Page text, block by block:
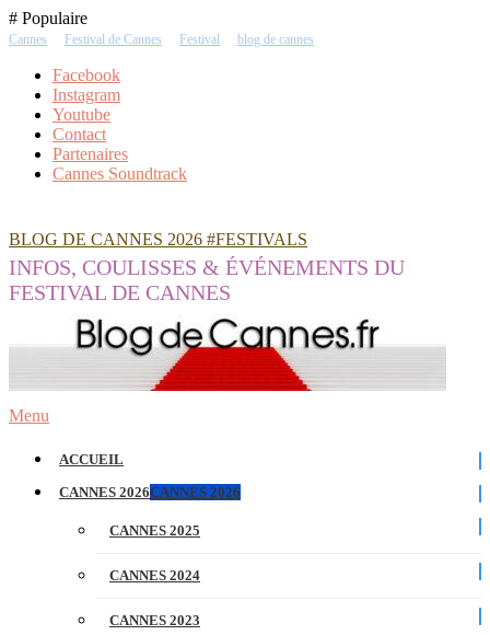
Skip
To
# Populaire
Cannes Festival de Cannes Festival blog de cannes
Facebook
Instagram
Youtube
Contact
Partenaires
Cannes Soundtrack
BLOG DE CANNES 2026 #FESTIVALS
INFOS, COULISSES & ÉVÉNEMENTS DU
FESTIVAL DE CANNES
Menu
ACCUEIL
CANNES 2026CANNES 2026
CANNES 2025
CANNES 2024
CANNES 2023